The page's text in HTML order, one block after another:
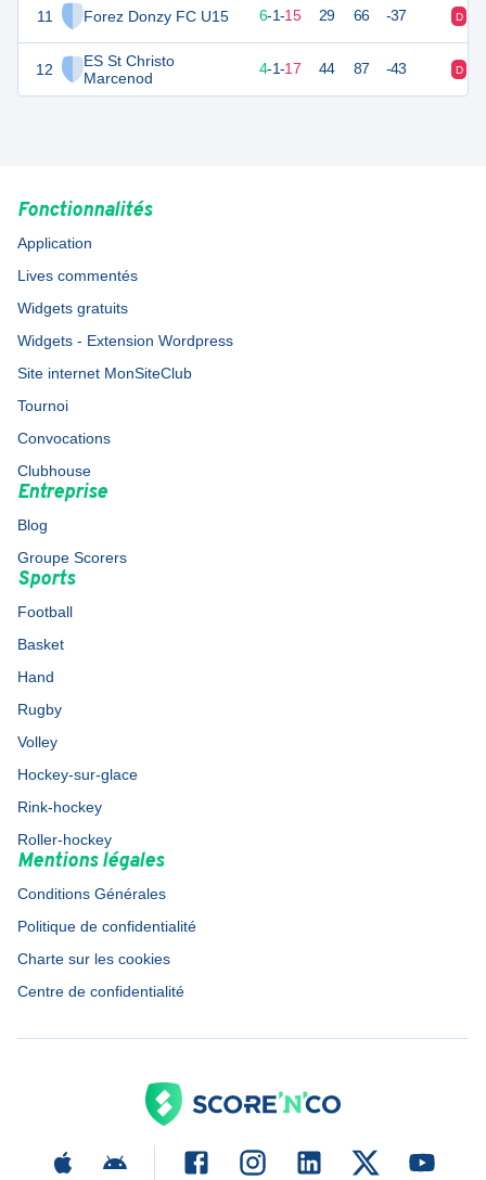
11 Forez Donzy FC U15
12
ES St Christo
Marcenod
19 22 6-1-15 29 66 -37 D
4-1-17 44 87 -43 D
Fonctionnalités
Application
Lives commentés
Widgets gratuits
Widgets - Extension Wordpress
Site internet MonSiteClub
Tournoi
Convocations
Clubhouse
Entreprise
Blog
Groupe Scorers
Sports
Football
Basket
Hand
Rugby
Volley
Hockey-sur-glace
Rink-hockey
Roller-hockey
Mentions légales
Conditions Générales
Politique de confidentialité
Charte sur les cookies
Centre de confidentialité